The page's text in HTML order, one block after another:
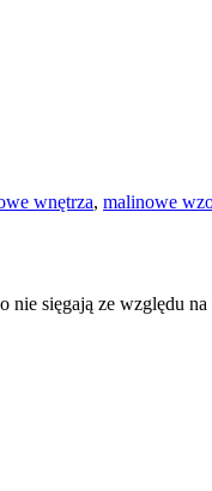
wnętrza, malinowe
sięgają ze względu